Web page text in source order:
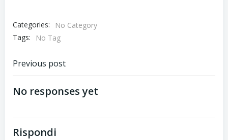
Categories:
No Category
Tags:
No Tag
Post
navigation
Previous post
No responses yet
Rispondi